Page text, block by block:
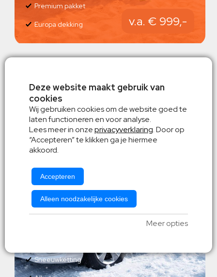
Premium pakket
Europa dekking v.a. € 999,-
Wintersport aanbieding -
Personenbus
zorgeloos op wintersport
Sneeuwketting
Deze website maakt gebruik van
cookies
Wij gebruiken cookies om de website goed te
laten functioneren en voor analyse.
Lees meer in onzeprivacyverklaring. Door op
“Accepteren” te klikken ga je hiermee
akkoord.
Accepteren
Alleen noodzakelijke cookies
Meer opties